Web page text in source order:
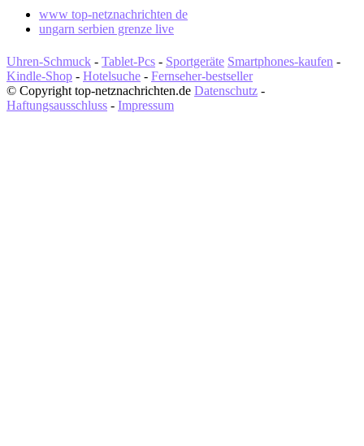
www top-netznachrichten de
ungarn serbien grenze live
Uhren-Schmuck - Tablet-Pcs - Sportgeräte Smartphones-kaufen -
Kindle-Shop - Hotelsuche - Fernseher-bestseller
© Copyright top-netznachrichten.de Datenschutz -
Haftungsausschluss - Impressum